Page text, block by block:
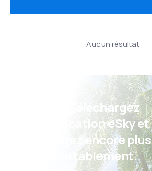
Aucun résultat
Psst ! Téléchargez
l'application eSky et
voyagez encore plus
confortablement.